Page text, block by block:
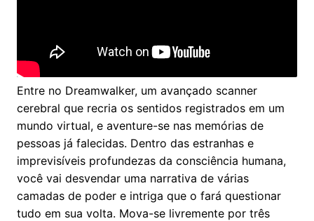
Entre no Dreamwalker, um avançado scanner
cerebral que recria os sentidos registrados em um
mundo virtual, e aventure-se nas memórias de
pessoas já falecidas. Dentro das estranhas e
imprevisíveis profundezas da consciência humana,
você vai desvendar uma narrativa de várias
camadas de poder e intriga que o fará questionar
tudo em sua volta. Mova-se livremente por três